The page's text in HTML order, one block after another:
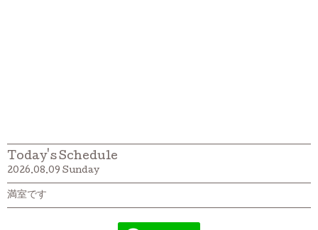
Today's Schedule
2026.08.09 Sunday
満室です